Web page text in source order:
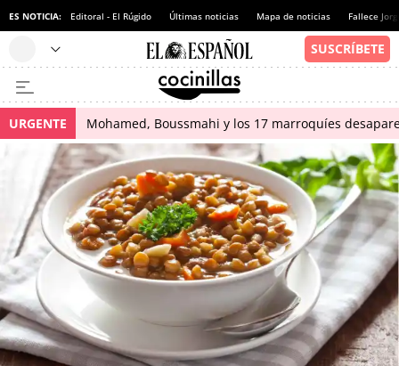
ES NOTICIA: Editoral - El Rúgido Últimas noticias Mapa de noticias Fallece
URGENTE Mohamed, Boussmahi y los 17 marroquíes